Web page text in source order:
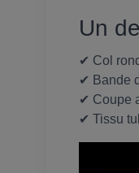
Un
✔ Col
✔ Bande
✔ Coupe
✔ Tissu